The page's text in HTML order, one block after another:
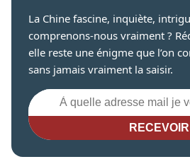
La Chine fascine, inquiète,
comprenons-nous vraiment ?
elle reste une énigme que l’on
sans jamais vraiment la saisir.
RECEVOIR